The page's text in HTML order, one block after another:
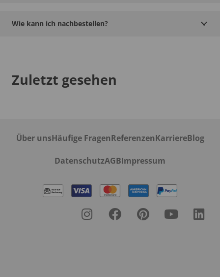
Wie kann ich nachbestellen?
Zuletzt gesehen
Über unsHäufige FragenReferenzenKarriereBlog
DatenschutzAGBImpressum